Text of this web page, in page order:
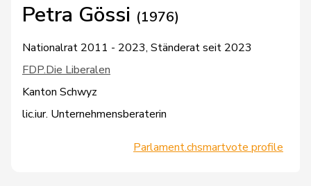
Petra Gössi (1976)
Nationalrat 2011 - 2023, Ständerat seit 2023
FDP.Die Liberalen
Kanton Schwyz
lic.iur. Unternehmensberaterin
Parlament.chsmartvote profile